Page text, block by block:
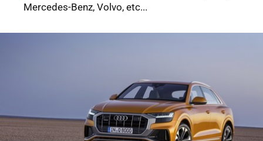
Mercedes-Benz, Volvo, etc...